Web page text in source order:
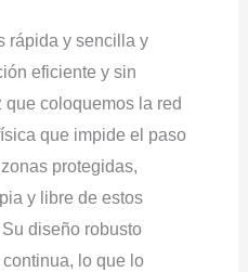
rápida y sencilla y
eficiente y sin
coloquemos la red
que impide el paso
protegidas,
y libre de estos
diseño robusto
lo que lo